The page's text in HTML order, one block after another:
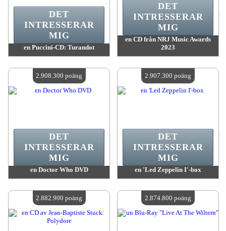
en Puccini-CD: Turandot
Antal tillgängliga:4
DET
INTRESSERAR
MIG
en CD från NRJ Music Awards
2023
Antal tillgängliga:4
DET
INTRESSERAR
MIG
en Doctor Who DVD
Antal tillgängliga:4
DET
INTRESSERAR
MIG
2.908.300 poäng
en 'Led Zeppelin I'-box
Antal tillgängliga:4
DET
INTRESSERAR
MIG
2.907.300 poäng
2.882.900 poäng 2.874.800 poäng